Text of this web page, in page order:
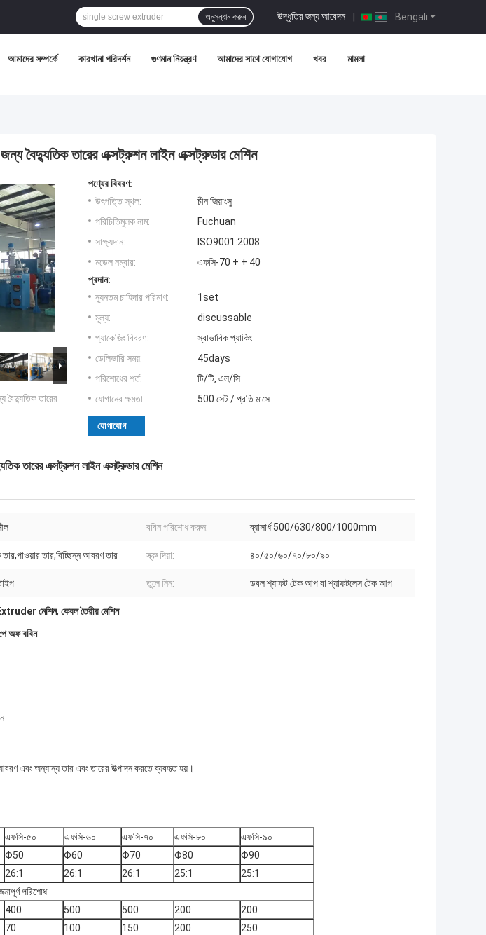
Bengali
উদ্ধৃতির জন্য আবেদন |
অনুসন্ধান করুন
আমাদের সম্পর্কে কারখানা পরিদর্শন গুণমান নিয়ন্ত্রণ আমাদের সাথে যোগাযোগ খবর মামলা
বৈদ্যুতিক তারের এক্সট্রুশন লাইন এক্সট্রুডার মেশিন
বৈদ্যুতিক তারের
পণ্যের বিবরণ:
উৎপত্তি স্থল:
চীন জিয়াংসু
পরিচিতিমুলক নাম:
Fuchuan
সাক্ষ্যদান:
ISO9001:2008
মডেল নম্বার:
এফসি-70 + + 40
প্রদান:
ন্যূনতম চাহিদার পরিমাণ:
1set
মূল্য:
discussable
প্যাকেজিং বিবরণ:
স্বাভাবিক প্যাকিং
ডেলিভারি সময়:
45days
পরিশোধের শর্ত:
টি/টি, এল/সি
যোগানের ক্ষমতা:
500 সেট / প্রতি মাসে
যোগাযোগ
তারের এক্সট্রুশন লাইন এক্সট্রুডার মেশিন
ববিন পরিশোধ করুন: ব্যাসার্ধ 500/630/800/1000mm
তার,পাওয়ার তার,বিচ্ছিন্ন আবরণ তার স্ক্রু দিয়া: ৪০/৫০/৬০/৭০/৮০/৯০
তুলে নিন: ডবল শ্যাফট টেক আপ বা শ্যাফটলেস টেক আপ
মেশিন, কেবল তৈরীর মেশিন
অফ ববিন
এবং অন্যান্য তার এবং তারের উত্পাদন করতে ব্যবহৃত হয়।
এফসি-৫০ এফসি-৬০ এফসি-৭০ এফসি-৮০
এফসি-৯০
Φ50 Φ60 Φ70 Φ80
Φ90
26:1 26:1 26:1 25:1
25:1
পরিশোধ
400 500 500 200
200
70 100 150 200
250